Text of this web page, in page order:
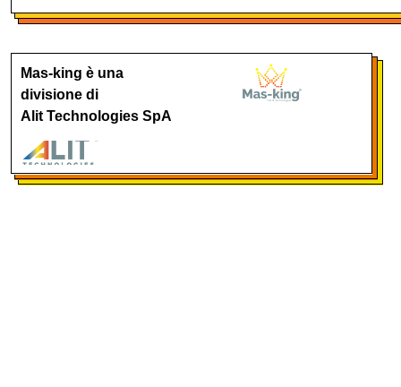
Mas-king è una
divisione di
Alit Technologies SpA